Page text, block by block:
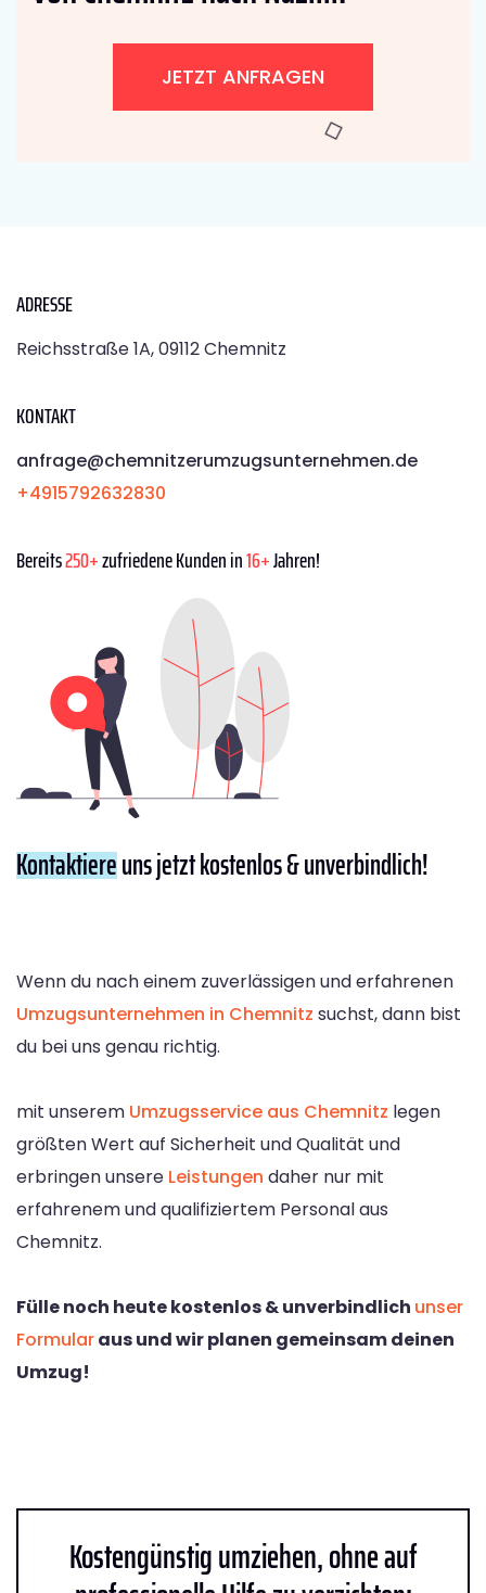
JETZT ANFRAGEN
ADRESSE
Reichsstraße 1A, 09112 Chemnitz
KONTAKT
anfrage@chemnitzerumzugsunternehmen.de
+4915792632830
Bereits250+zufriedene Kunden in16+Jahren!
Kontaktiereuns jetzt kostenlos & unverbindlich!
Wenn du nach einem zuverlässigen und erfahrenen
Umzugsunternehmen in Chemnitz suchst, dann bist
du bei uns genau richtig.
mit unserem Umzugsservice aus Chemnitz legen
größten Wert auf Sicherheit und Qualität und
erbringen unsere Leistungen daher nur mit
erfahrenem und qualifiziertem Personal aus
Chemnitz.
Fülle noch heute kostenlos & unverbindlich unser
Formularaus und wir planen gemeinsam deinen
Umzug!
Kostengünstig umziehen, ohne auf